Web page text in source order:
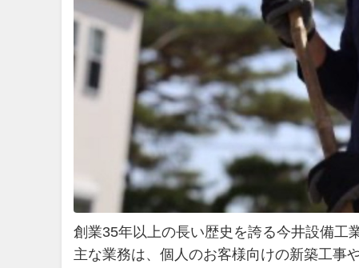
創業35年以上の長い歴史を誇る今井設備工
主な業務は、個人のお客様向けの新築工事